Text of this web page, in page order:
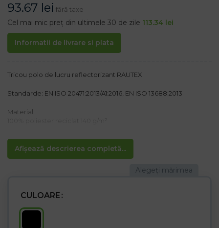
93.67 lei fără taxe
Cel mai mic preț din ultimele 30 de zile 113.34 lei
Informatii de livrare si plata
Afișează descrierea completă...
Tricou polo de lucru reflectorizant RAUTEX
Standarde: EN ISO 20471:2013/A1:2016, EN ISO 13688:2013
Material:
Caracteristici:
– Închidere cu doi nasturi
– Guler rotund
– Fabricat din material funcțional și cu uscare rapidă – plasă
CULOARE